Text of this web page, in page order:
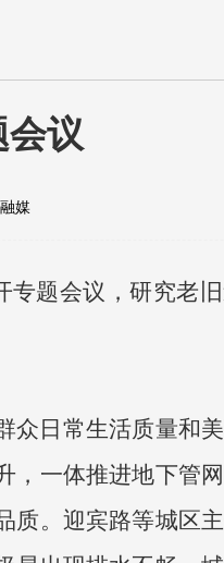
议
媒
题会议，研究老
众日常生活质量和
一体推进地下管网
。迎宾路等城区